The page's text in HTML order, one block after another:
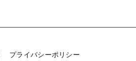
プライバシーポリシー